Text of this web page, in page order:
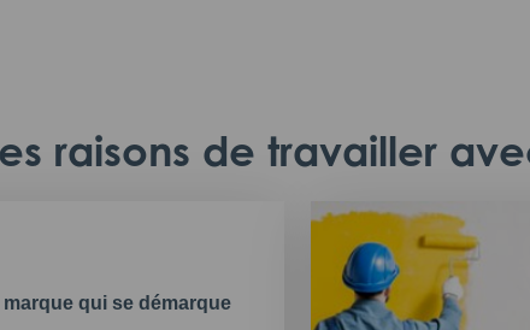
raisons de travailler
marque qui se démarque